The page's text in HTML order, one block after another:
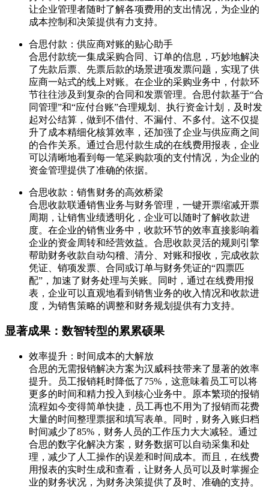
让企业管理者随时了解各项费用的支出情况，为企业的
成本控制和决策提供有力支持。
合思付款：供应商对账的贴心助手
合思付款统一集成采购合同、订单的信息，巧妙地解决
了先款后票、先票后款的场景进项发票问题，实现了供
应商一站式的线上对账。在企业的采购业务中，付款环
节往往涉及到复杂的合同和发票管理。合思付款基于“合
同管理”和“应付台账”合理规划、执行资金计划，及时发
起对公结算，做到不借付、不漏付、不多付。这不仅提
升了成本精细化核算效率，还加强了企业与供应商之间
的合作关系。通过合思付款生成的在线费用报表，企业
可以清晰地看到每一笔采购款项的支付情况，为企业的
资金管理提供了准确的依据。
合思收款：销售财务的高效桥梁
合思收款联通销售业务与财务管理，一键开票缩减开票
周期，让销售业绩透明化，企业可以随时了解收款进
度。在企业的销售业务中，收款环节的效率直接影响着
企业的资金周转和经营效益。合思收款灵活的规则引擎
帮助财务收款自动勾稽、清分、对账和报收，完成收款
凭证、销项发票、合同或订单与财务凭证的“四票匹
配”，加速了财务处理与关账。同时，通过在线费用报
表，企业可以直观地看到销售业务的收入情况和收款进
度，为销售策略的调整和财务规划提供有力支持。
显著成果：数智转型的累累硕果
效率提升：时间成本的大解放
合思的无需报销解决方案为汉威科技带来了显著的效率
提升。员工报销耗时降低了75%，这意味着员工可以将
更多的时间和精力投入到核心业务中。原本繁琐的报销
流程如今变得简单快捷，员工再也不用为了报销而花费
大量的时间整理票据和填写表单。同时，财务入账归档
时间减少了85%，财务人员的工作压力大大减轻。通过
合思的数字化解决方案，财务数据可以自动采集和处
理，减少了人工操作的误差和时间成本。而且，在线费
用报表的实时生成和查看，让财务人员可以及时掌握企
业的财务状况，为财务决策提供了及时、准确的支持。